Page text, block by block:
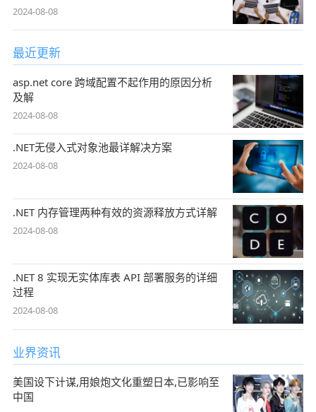
2024-08-08
最近更新
asp.net core 跨域配置不起作用的原因分析
及解
2024-08-08
.NET无侵入式对象池最详解决方案
2024-08-08
.NET 内存管理两种有效的资源释放方式详解
2024-08-08
.NET 8 实现无实体库表 API 部署服务的详细
过程
2024-08-08
业界资讯
美国设下计谋,用娘炮文化重塑日本,已影响至
中国